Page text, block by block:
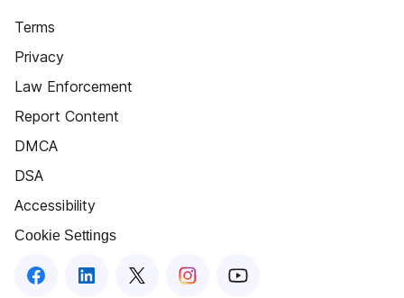
Terms
Privacy
Law Enforcement
Report Content
DMCA
DSA
Accessibility
Cookie Settings